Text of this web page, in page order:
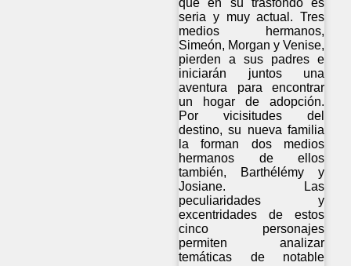
seria y muy actual. Tres
medios hermanos,
Simeón, Morgan y Venise,
pierden a sus padres e
iniciarán juntos una
aventura para encontrar
un hogar de adopción.
Por vicisitudes del
destino, su nueva familia
la forman dos medios
hermanos de ellos
también, Barthélémy y
Josiane. Las
peculiaridades y
excentridades de estos
cinco personajes
permiten analizar
temáticas de notable